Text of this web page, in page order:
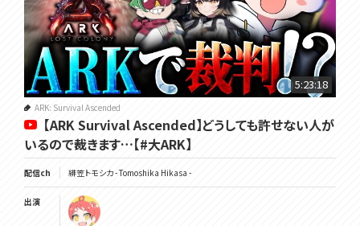
5:23:18
ARK: Survival Ascended
【ARK Survival Ascended】どうしても許せない人が
いるので裁きます…【#大ARK】
配信ch 緋笠トモシカ - Tomoshika Hikasa -
出演